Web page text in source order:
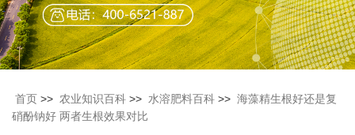
首页 >> 农业知识百科 >> 水溶肥料百科 >> 海藻精生根好还是复
硝酚钠好 两者生根效果对比